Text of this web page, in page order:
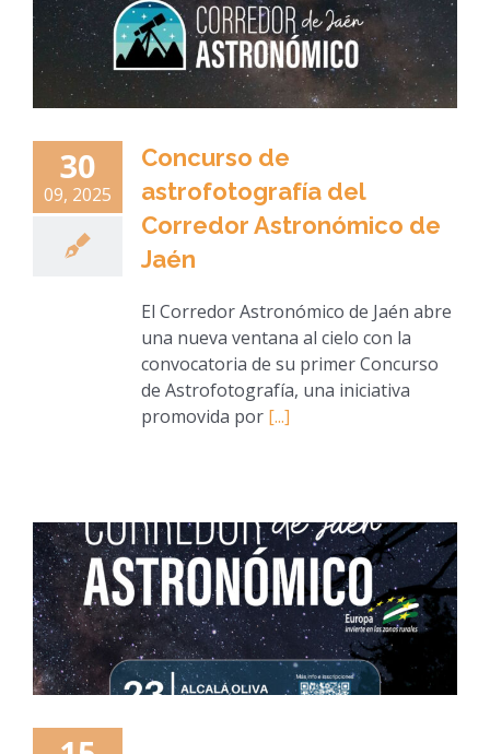
30
09, 2025
Concurso de
astrofotografía del
Corredor Astronómico de
Jaén
El Corredor Astronómico de Jaén abre
una nueva ventana al cielo con la
convocatoria de su primer Concurso
de Astrofotografía, una iniciativa
promovida por [...]